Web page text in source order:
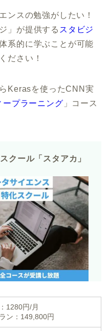
ンスの勉強がしたい！
」が提供する スタビジ
系的に学ぶことが可能
ださい！
Kerasを使ったCNN実
ープラーニング 」コース
クール「スタアカ」
1280円/月
ン：149,800円